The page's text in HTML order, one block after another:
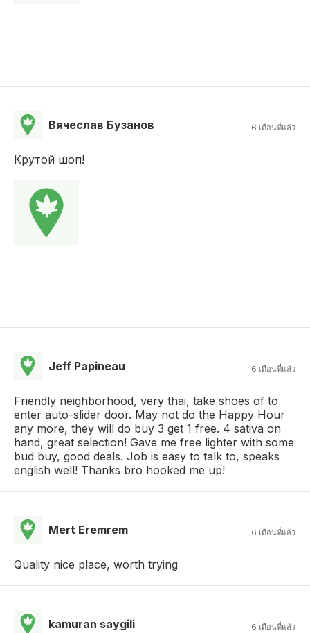
Вячеслав Бузанов 6 เดือนที่แล้ว
Крутой шоп!
Jeff Papineau 6 เดือนที่แล้ว
Friendly neighborhood, very thai, take shoes of to
enter auto-slider door. May not do the Happy Hour
any more, they will do buy 3 get 1 free. 4 sativa on
hand, great selection! Gave me free lighter with some
bud buy, good deals. Job is easy to talk to, speaks
english well! Thanks bro hooked me up!
Mert Eremrem 6 เดือนที่แล้ว
Quality nice place, worth trying
kamuran saygili 6 เดือนที่แล้ว